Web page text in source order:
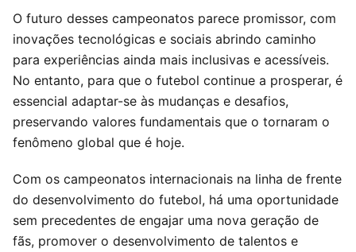
O futuro desses campeonatos parece promissor, com
inovações tecnológicas e sociais abrindo caminho
para experiências ainda mais inclusivas e acessíveis.
No entanto, para que o futebol continue a prosperar, é
essencial adaptar-se às mudanças e desafios,
preservando valores fundamentais que o tornaram o
fenômeno global que é hoje.
Com os campeonatos internacionais na linha de frente
do desenvolvimento do futebol, há uma oportunidade
sem precedentes de engajar uma nova geração de
fãs, promover o desenvolvimento de talentos e